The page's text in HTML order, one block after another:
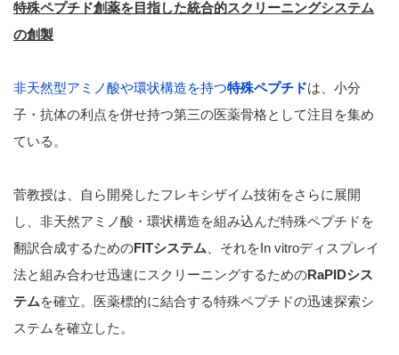
特殊ペプチド創薬を目指した統合的スクリーニングシステム
の創製
非天然型アミノ酸や環状構造を持つ特殊ペプチドは、小分
子・抗体の利点を併せ持つ第三の医薬骨格として注目を集め
ている。
菅教授は、自ら開発したフレキシザイム技術をさらに展開
し、非天然アミノ酸・環状構造を組み込んだ特殊ペプチドを
翻訳合成するためのFITシステム 、それをIn vitroディスプレイ
法と組み合わせ迅速にスクリーニングするためのRaPIDシス
テムを確立。医薬標的に結合する特殊ペプチドの迅速探索シ
ステムを確立した。